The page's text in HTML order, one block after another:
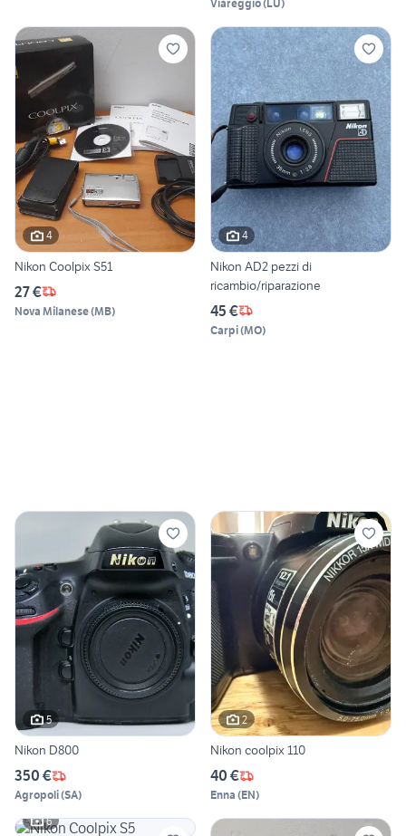
Viareggio(LU)
4
Nikon Coolpix S51
27 €
Nova Milanese(MB)
4
Nikon AD2 pezzi di
ricambio/riparazione
45 €
Carpi(MO)
5
Nikon D800
350 €
Agropoli(SA)
2
Nikon coolpix 110
40 €
Enna (EN)
6